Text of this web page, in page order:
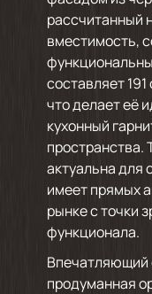
рассчитанный
вместимость,
составляет
что делает её
кухонный
пространства.
актуальна для
имеет прямых
рынке с точки
функционала.
Впечатляющий
продуманная